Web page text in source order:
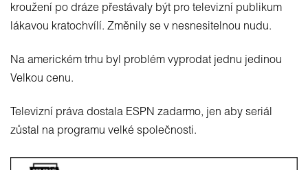
kroužení po dráze přestávaly být pro televizní publikum
lákavou kratochvílí. Změnily se v nesnesitelnou nudu.
Na americkém trhu byl problém vyprodat jednu jedinou
Velkou cenu.
Televizní práva dostala ESPN zadarmo, jen aby seriál
zůstal na programu velké společnosti.